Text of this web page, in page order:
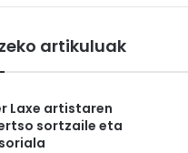
artikuluak
Laxe artistaren
sortzaile eta